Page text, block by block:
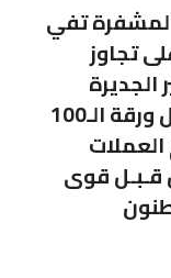
تفي
تجاوز
بالثقة؟ ربما، ولكن مثلها كمثل ورقة الـ100
العملات
قـبـل قوى